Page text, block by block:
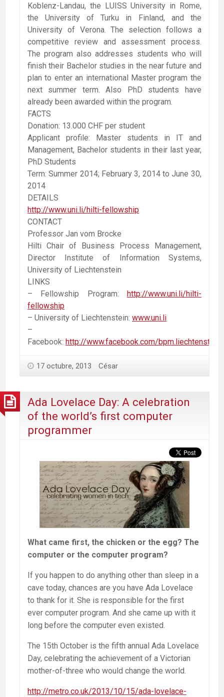
Koblenz-Landau, the LUISS University in Rome,
the University of Turku in Finland, and the
University of Verona. The selection follows a
competitive review and assessment process.
The program also addresses students who will
finish their Bachelor studies in the near future and
plan to enter an international Master program the
next summer term. Also PhD students have
already been awarded within the program.
FACTS
Donation: 13.000 CHF per student
Applicant profile: Master students in IT and
Management, Bachelor students in their last year,
PhD Students
Term: Summer 2014; February 3, 2014 to June 30,
2014
DETAILS
http://www.uni.li/hilti-fellowship
CONTACT
Professor Jan vom Brocke
Hilti Chair of Business Process Management,
Director Institute of Information Systems,
University of Liechtenstein
LINKS
– Fellowship Program: http://www.uni.li/hilti-
fellowship
– University of Liechtenstein: www.uni.li
–
Facebook: http://www.facebook.com/bpm.liechtenstein
17 octubre, 2013 César
Ada Lovelace Day: A celebration
of the world’s first computer
programmer
What came first, the chicken or the egg? The
computer or the computer program?
If you happen to do anything other than sleep in a
cave today, chances are you have Ada Lovelace
to thank for it. She is responsible for the first
ever computer program. And she came up with it
long before the computer even existed.
The 15th October is the fifth annual Ada Lovelace
Day, celebrating the achievement of a Victorian
mother-of-three who would change the world.
http://metro.co.uk/2013/10/15/ada-lovelace-